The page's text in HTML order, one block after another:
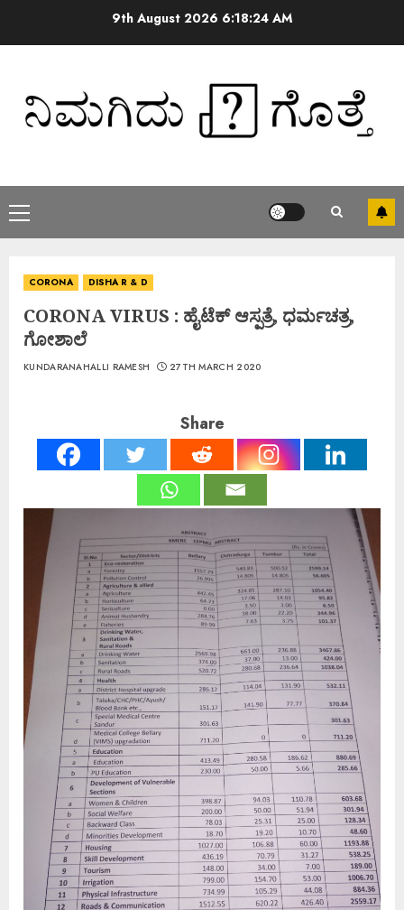
9th August 2026 6:18:24 AM
CORONA DISHA R & D
CORONA VIRUS : ಹೈಟೆಕ್ ಆಸ್ಪತ್ರೆ, ಧರ್ಮಚತ್ರ,
ಗೋಶಾಲೆ
KUNDARANAHALLI RAMESH 27TH MARCH 2020
Share